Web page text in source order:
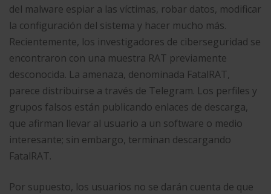
del malware espiar a las víctimas, robar datos, modificar
la configuración del sistema y hacer mucho más.
Recientemente, los investigadores de ciberseguridad se
encontraron con una muestra RAT previamente
desconocida. La amenaza, denominada FatalRAT,
parece distribuirse a través de Telegram. Los perfiles y
grupos falsos están publicando enlaces de descarga,
que afirman llevar al usuario a un software o medio
interesante; sin embargo, terminan descargando
FatalRAT.
Por supuesto, los usuarios no se darán cuenta de que